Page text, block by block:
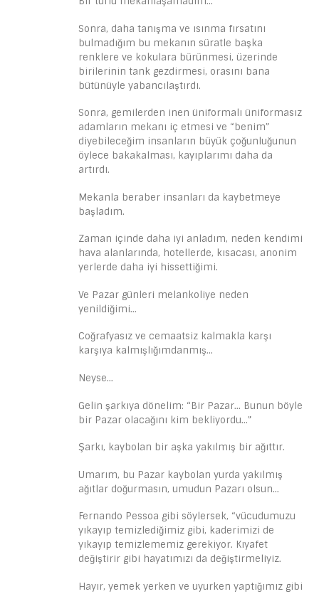
Sonra, daha tanışma ve ısınma fırsatını
bulmadığım bu mekanın süratle başka
renklere ve kokulara bürünmesi, üzerinde
birilerinin tank gezdirmesi, orasını bana
bütünüyle yabancılaştırdı.
Sonra, gemilerden inen üniformalı üniformasız
adamların mekanı iç etmesi ve “benim”
diyebileceğim insanların büyük çoğunluğunun
öylece bakakalması, kayıplarımı daha da
artırdı.
Mekanla beraber insanları da kaybetmeye
başladım.
Zaman içinde daha iyi anladım, neden kendimi
hava alanlarında, hotellerde, kısacası, anonim
yerlerde daha iyi hissettiğimi.
Ve Pazar günleri melankoliye neden
yenildiğimi…
Coğrafyasız ve cemaatsiz kalmakla karşı
karşıya kalmışlığımdanmış…
Neyse…
Gelin şarkıya dönelim: “Bir Pazar… Bunun böyle
bir Pazar olacağını kim bekliyordu…”
Şarkı, kaybolan bir aşka yakılmış bir ağıttır.
Umarım, bu Pazar kaybolan yurda yakılmış
ağıtlar doğurmasın, umudun Pazarı olsun…
Fernando Pessoa gibi söylersek, “vücudumuzu
yıkayıp temizlediğimiz gibi, kaderimizi de
yıkayıp temizlememiz gerekiyor. Kıyafet
değiştirir gibi hayatımızı da değiştirmeliyiz.
Hayır, yemek yerken ve uyurken yaptığımız gibi